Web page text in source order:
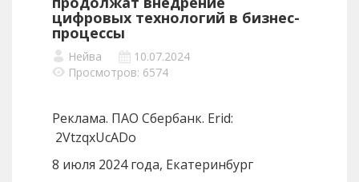
цифровых технологий в бизнес-
процессы
Нейва
10.07.2024
Просмотров: 6574
Реклама. ПАО Сбербанк. Erid:
2VtzqxUcADo
8 июля 2024 года, Екатеринбург